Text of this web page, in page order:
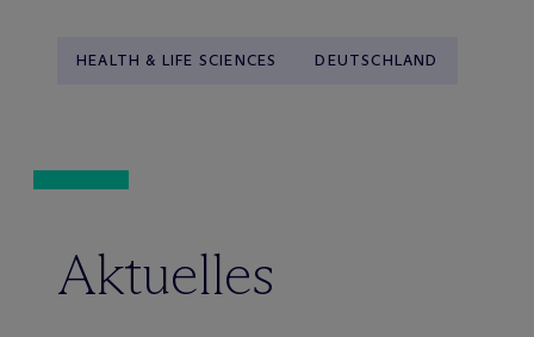
HEALTH & LIFE SCIENCES DEUTSCHLAND
Aktuelles